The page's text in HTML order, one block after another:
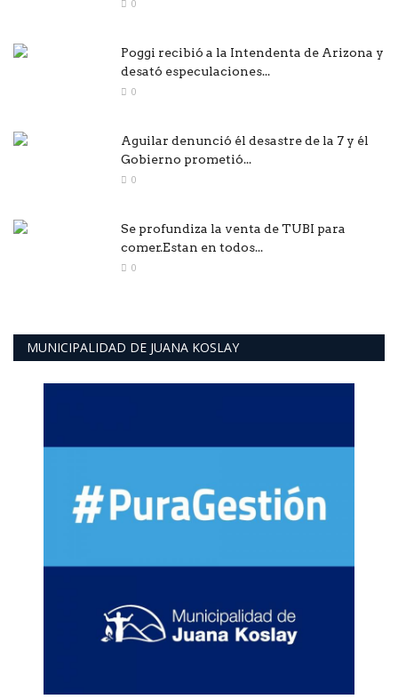
0
Poggi recibió a la Intendenta de Arizona y
desató especulaciones...
0
Aguilar denunció él desastre de la 7 y él
Gobierno prometió...
0
Se profundiza la venta de TUBI para
comer.Estan en todos...
0
MUNICIPALIDAD DE JUANA KOSLAY